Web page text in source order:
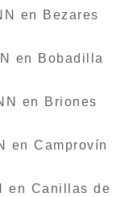
en Bezares
en Bobadilla
en Briones
en Camprovín
en Canillas de